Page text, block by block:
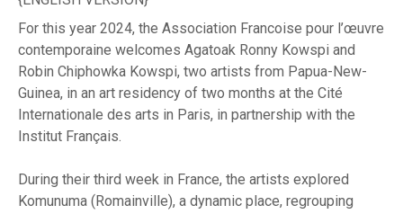
For this year 2024, the Association Francoise pour l’œuvre
contemporaine welcomes Agatoak Ronny Kowspi and
Robin Chiphowka Kowspi, two artists from Papua-New-
Guinea, in an art residency of two months at the Cité
Internationale des arts in Paris, in partnership with the
Institut Français.
During their third week in France, the artists explored
Komunuma (Romainville), a dynamic place, regrouping